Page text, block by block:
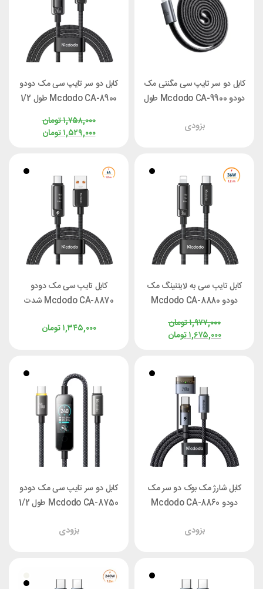
کابل دو سر تایپ سی مگنتی مک
دودو Mcdodo CA-9900 طول
بزودی
کابل دو سر تایپ سی مک دودو
Mcdodo CA-8900 طول 1/2
تومان۱,۷۵۸,۰۰۰
تومان۱,۵۲۹,۰۰۰
کابل تایپ سی به لایتنینگ مک
دودو Mcdodo CA-8880
تومان۱,۹۷۷,۰۰۰
تومان۱,۶۷۵,۰۰۰
کابل تایپ سی مک دودو
Mcdodo CA-8870 شدت
تومان۱,۳۴۵,۰۰۰
کابل شارژ مک بوک دو سر مک
دودو Mcdodo CA-8860
طول 2 متر
بزودی
کابل دو سر تایپ سی مک دودو
Mcdodo CA-8750 طول 1/2
بزودی